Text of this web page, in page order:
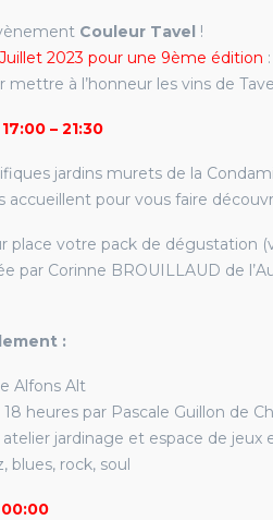
Couleur Tavel !
2023 pour une 9ème édition
à l’honneur les vins de
– 21:30
jardins murets de la
pour vous faire
place votre pack de dégustation
par Corinne BROUILLAUD de
:
Alfons Alt
heures par Pascale Guillon de
jardinage et espace de jeux
blues, rock, soul
00:00